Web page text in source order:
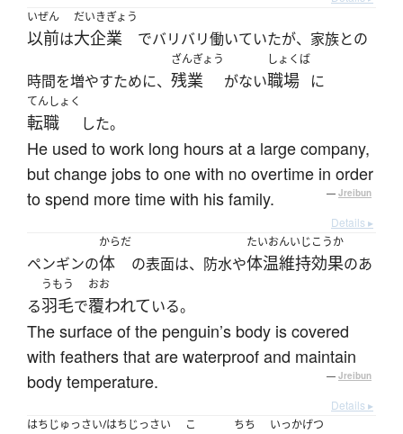
いぜん
以前は
だいきぎょう
大企業 でバリバリ働いていたが、家族との
時間を増やすために、
ざんぎょう
残業 がない
しょくば
職場 に
てんしょく
転職 した。
He used to work long hours at a large company,
but change jobs to one with no overtime in order
to spend more time with his family.
— Jreibun
Details ▸
ペンギンの
からだ
体 の表面は、防水や
たいおんいじこうか
体温維持効果のあ
る
うもう
羽毛で
おお
覆われている。
The surface of the penguin’s body is covered
with feathers that are waterproof and maintain
body temperature.
— Jreibun
Details ▸
はちじゅっさい/はちじっさい
こ ちち いっかげつ